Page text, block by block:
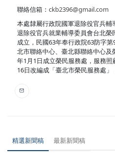
聯絡信箱： ckb2396@gmail.com
本處隸屬行政院國軍退除役官兵
退除役官兵就業輔導委員會台北榮
成立，民國63年奉行政院63防字
北市聯絡中心、臺北縣聯絡中心
年1月1日成立榮民服務處，服務
16日改編成「臺北市榮民服務處」
精選新聞稿 最新新聞稿